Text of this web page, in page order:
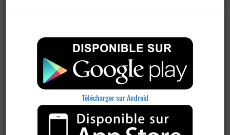
concours
Télécharger sur Android